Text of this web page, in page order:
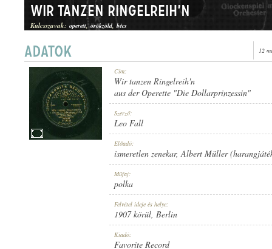
POLKA
1907 KÖRÜL
Wir tanzen Ringelreih'n
Kulcsszavak: operett örökzöld bécs
12
Cím:
Wir tanzen Ringelreih'n
aus der Operette "Die Dollarprinzessin"
Szerző:
Leo Fall
Előadó:
ismeretlen zenekar,Albert Müller
Műfaj:
polka
Felvétel ideje és helye:
1907 körül, Berlin
Kiadó:
Favorite Record